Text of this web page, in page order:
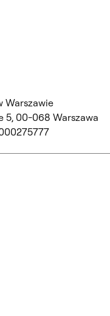
Warszawie
5, 00-068 Warszawa